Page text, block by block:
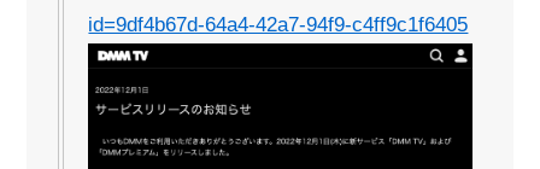
id=9df4b67d-64a4-42a7-94f9-c4ff9c1f6405